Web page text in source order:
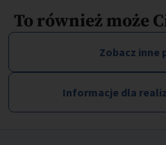
To również może
Zobacz inne
Informacje dla